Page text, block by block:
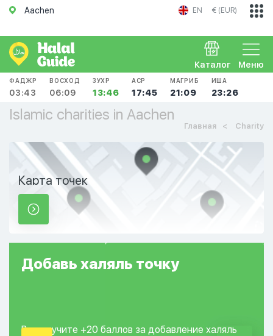
Aachen EN € (EUR)
Меню
Каталог
ФАДЖР
03:43
ВОСХОД
06:09
ЗУХР
13:46
АСР
17:45
МАГРИБ
21:09
ИША
23:26
Islamic charities in Aachen
Главная Charity
Карта точек
Добавь халяль точку
Вы получите +20 баллов за добавление халяль